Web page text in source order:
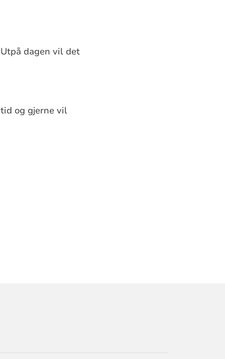
dagen vil det
og gjerne vil